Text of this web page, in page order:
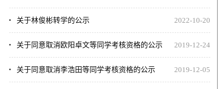
2022-10-20
关于林俊彬转学的公示
2019-12-24
关于同意取消欧阳卓文等同学考核资格的公示
2019-12-05
关于同意取消李浩田等同学考核资格的公示